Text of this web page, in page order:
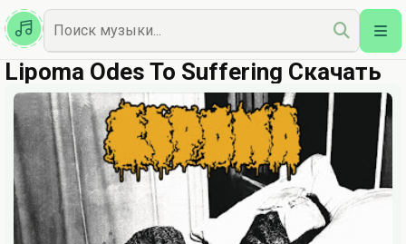
Казахская
Наш Топ
Lipoma Odes To Suffering Скачать